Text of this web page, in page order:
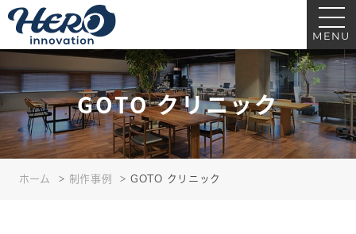
MENU
GOTO クリニック
GOTO クリニック｜ヒーローイノベーション｜医療・クリニック・歯科の看
ホーム 制作事例 GOTO クリニック